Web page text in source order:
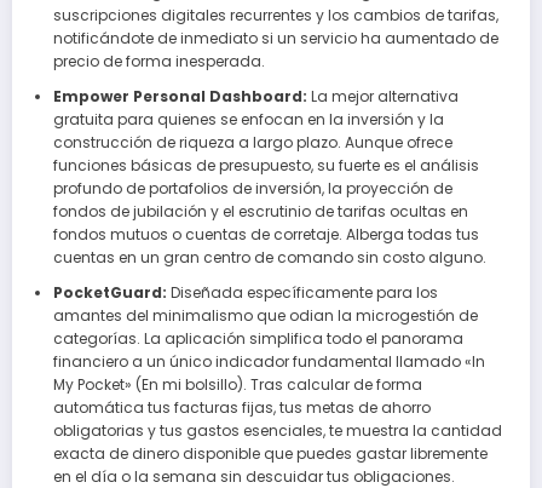
suscripciones digitales recurrentes y los cambios de tarifas,
notificándote de inmediato si un servicio ha aumentado de
precio de forma inesperada.
Empower Personal Dashboard: La mejor alternativa
gratuita para quienes se enfocan en la inversión y la
construcción de riqueza a largo plazo. Aunque ofrece
funciones básicas de presupuesto, su fuerte es el análisis
profundo de portafolios de inversión, la proyección de
fondos de jubilación y el escrutinio de tarifas ocultas en
fondos mutuos o cuentas de corretaje. Alberga todas tus
cuentas en un gran centro de comando sin costo alguno.
PocketGuard: Diseñada específicamente para los
amantes del minimalismo que odian la microgestión de
categorías. La aplicación simplifica todo el panorama
financiero a un único indicador fundamental llamado «In
My Pocket» (En mi bolsillo). Tras calcular de forma
automática tus facturas fijas, tus metas de ahorro
obligatorias y tus gastos esenciales, te muestra la cantidad
exacta de dinero disponible que puedes gastar libremente
en el día o la semana sin descuidar tus obligaciones.